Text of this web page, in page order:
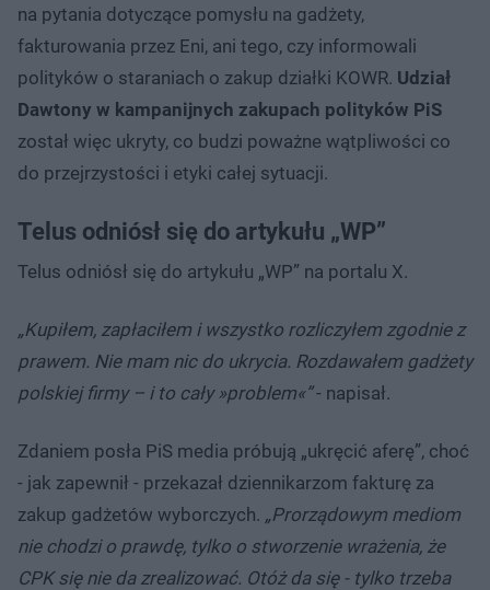
na pytania dotyczące pomysłu na gadżety,
fakturowania przez Eni, ani tego, czy informowali
polityków o staraniach o zakup działki KOWR. Udział
Dawtony w kampanijnych zakupach polityków PiS
został więc ukryty, co budzi poważne wątpliwości co
do przejrzystości i etyki całej sytuacji.
Telus odniósł się do artykułu „WP”
Telus odniósł się do artykułu „WP” na portalu X.
„Kupiłem, zapłaciłem i wszystko rozliczyłem zgodnie z
prawem. Nie mam nic do ukrycia. Rozdawałem gadżety
polskiej firmy – i to cały »problem«”- napisał.
Zdaniem posła PiS media próbują „ukręcić aferę”, choć
- jak zapewnił - przekazał dziennikarzom fakturę za
zakup gadżetów wyborczych. „Prorządowym mediom
nie chodzi o prawdę, tylko o stworzenie wrażenia, że
CPK się nie da zrealizować. Otóż da się - tylko trzeba